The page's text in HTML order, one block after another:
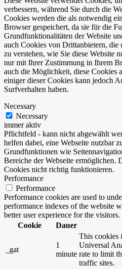
verbessern, während Sie durch die
Cookies werden die als notwendig
Browser gespeichert, da sie für die
Grundfunktionalitäten der Website
auch Cookies von Drittanbietern, die
zu verstehen, wie Sie diese Website
nur mit Ihrer Zustimmung in Ihrem
auch die Möglichkeit, diese Cookies
einiger dieser Cookies kann jedoch
Surfverhalten haben.
Necessary
Necessary
immer aktiv
Pflichtfeld - kann nicht abgewählt
helfen dabei, eine Webseite nutzbar
Grundfunktionen wie
Bereiche der Webseite ermöglichen.
Cookies nicht richtig funktionieren.
Performance
Performance
Performance cookies are used to
performance indexes of the website
better user experience for the visitors.
Cookie
Dauer
_gat
1
minute
This cookies
Universal
rate to limit
traffic sites.